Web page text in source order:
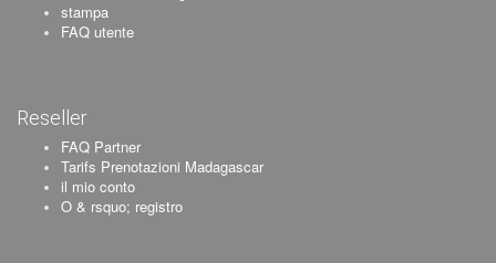
stampa
FAQ utente
Reseller
FAQ Partner
Tarifs Prenotazioni Madagascar
il mio conto
O & rsquo; registro